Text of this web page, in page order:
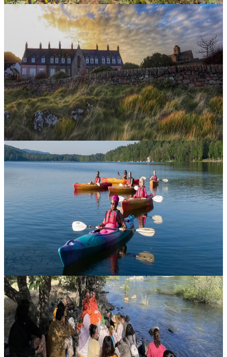
Intrecciare le nostre connessioni con Iona: un
pellegrinaggio a piedi in risveglio
Con Denise Crawn Partecipa a un ritiro a piedi sull’Isola di Iona, in
Scozia, ideato in collaborazione con Columcille Megalith Park e
Kirkridge Retreat Center. Le iscrizioni sono aperte a tutti. Dopo....
3000,00 USD
7 agosto 2026 22:00
Bangor, Stati Uniti
Il ritiro silenzioso di Kripalu
Entra nel potere rigenerante del silenzio in uno dei nostri ritiri più
amati. In un mondo attraversato da rumore costante, distrazioni e
richieste che si sovrappongono, questa esperienza ti invita a r...
325,00 USD
7 agosto 2026
22:00
Stockbridge, Stati Uniti
Prana, Pranayama e Yuba River
Trascorri un fine settimana rigenerante immerso nella bellezza
incontaminata del fiume Yuba, in un contesto in cui il tempo sembra
rallentare e il respiro si fa naturalmente più profondo. Questo ritir...